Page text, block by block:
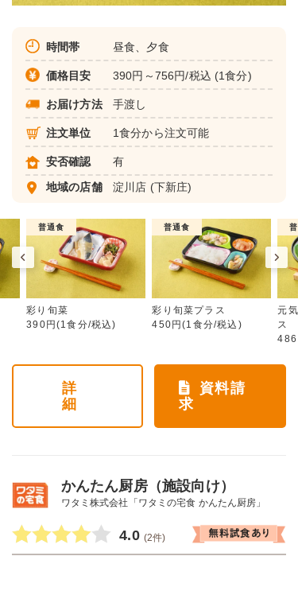
時間帯 昼食、夕食
価格目安 390円～756円/税込 (1食分)
お届け方法 手渡し
注文単位 1食分から注文可能
安否確認 有
地域の店舗 淀川店 (下新庄)
普通食
彩り旬菜
390円(1食分/税込)
普通食
彩り旬菜プラス
450円(1食分/税込)
元
ス
詳
細
資料請
求
かんたん厨房（施設向け）
ワタミ株式会社「ワタミの宅食 かんたん厨房」
4.0 (2件)